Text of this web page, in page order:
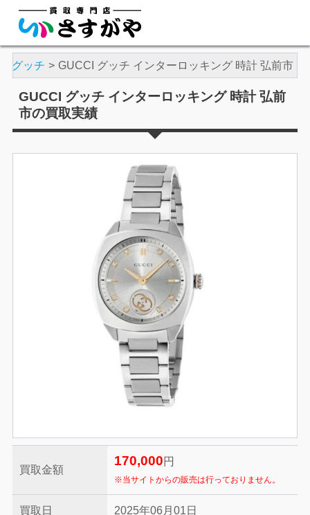
グッチ GUCCI グッチ インターロッキング 時計 弘前市
GUCCI グッチ インターロッキング 時計 弘前
市の買取実績
買取金額
170,000 円
※当サイトからの販売は行っておりません。
買取日 2025年06月01日